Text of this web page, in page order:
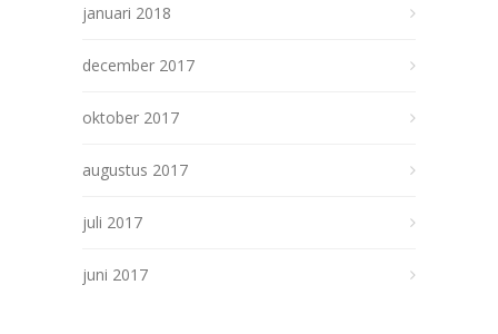
januari 2018
december 2017
oktober 2017
augustus 2017
juli 2017
juni 2017